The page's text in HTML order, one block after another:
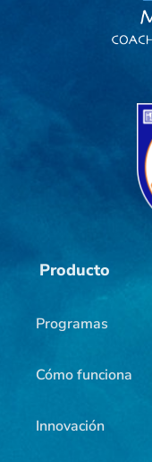
Producto
Programas
Cómo funciona
Innovación